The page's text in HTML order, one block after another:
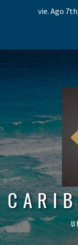
vie. Ago